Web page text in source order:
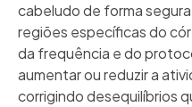
cabeludo de forma
regiões específicas do
da frequência e do
aumentar ou reduzir a
corrigindo desequilíbrios